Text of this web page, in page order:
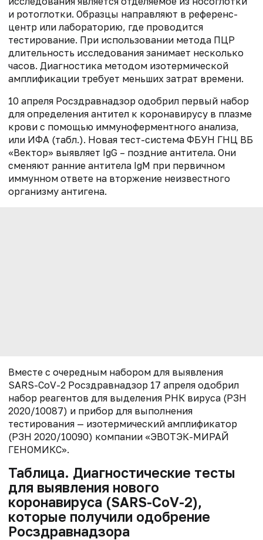
и ротоглотки. Образцы направляют в референс-
центр или лабораторию, где проводится
тестирование. При использовании метода ПЦР
длительность исследования занимает несколько
часов. Диагностика методом изотермической
амплификации требует меньших затрат времени.
10 апреля Росздравнадзор одобрил первый набор
для определения антител к коронавирусу в плазме
крови с помощью иммуноферментного анализа,
или ИФА (табл.). Новая тест-система ФБУН ГНЦ ВБ
«Вектор» выявляет IgG – поздние антитела. Они
сменяют ранние антитела IgM при первичном
иммунном ответе на вторжение неизвестного
организму антигена.
Вместе с очередным набором для выявления
SARS-CoV-2 Росздравнадзор 17 апреля одобрил
набор реагентов для выделения РНК вируса (РЗН
2020/10087) и прибор для выполнения
тестирования — изотермический амплификатор
(РЗН 2020/10090) компании «ЭВОТЭК-МИРАЙ
ГЕНОМИКС».
Таблица. Диагностические тесты
для выявления нового
коронавируса (SARS-CoV-2),
которые получили одобрение
Росздравнадзора